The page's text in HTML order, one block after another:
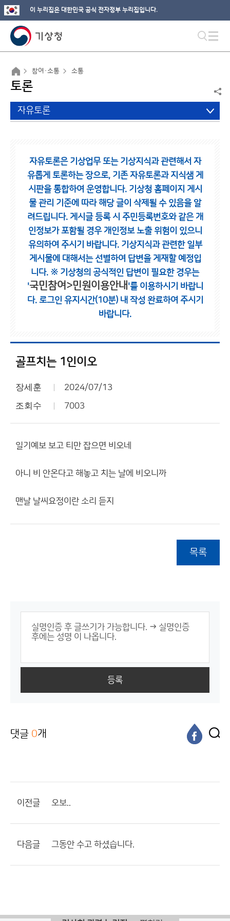
이 누리집은 대한민국 공식 전자정부 누리집입니다.
참여·소통 소통
토론
자유토론
자유토론은 기상업무 또는 기상지식과 관련해서 자
유롭게 토론하는 장으로, 기존 자유토론과 지식샘 게
시판을 통합하여 운영합니다. 기상청 홈페이지 게시
물 관리 기준에 따라 해당 글이 삭제될 수 있음을 알
려드립니다. 게시글 등록 시 주민등록번호와 같은 개
인정보가 포함될 경우 개인정보 노출 위험이 있으니
유의하여 주시기 바랍니다. 기상지식과 관련한 일부
게시물에 대해서는 선별하여 답변을 게재할 예정입
니다. ※ 기상청의 공식적인 답변이 필요한 경우는
'국민참여>민원이용안내 '를 이용하시기 바랍니
다. 로그인 유지시간(10분) 내 작성 완료하여 주시기
바랍니다.
골프치는 1인이오
장세훈 2024/07/13
조회수 7003
일기예보 보고 티만 잡으면 비오네
아니 비 안온다고 해놓고 치는 날에 비오니까
맨날 날씨요정이란 소리 듣지
목록
등록
댓글 0개
이전글 오보..
다음글 그동안 수고 하셨습니다.